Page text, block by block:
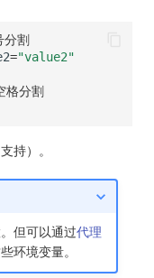
分割
="value2"
格分割
持）。
但可以通过代理
环境变量。